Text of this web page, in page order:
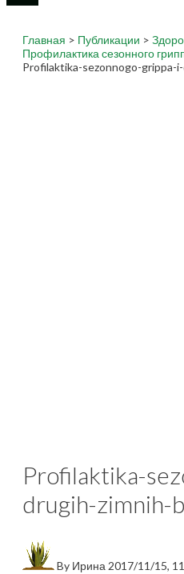
Главная > Публикации >
Профилактика сезонного
Profilaktika-sezonnogo-grippa-
Profilaktika-
drugih-zimnih-
By Ирина 2017/11/15,